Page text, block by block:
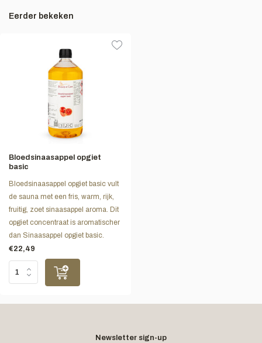
Eerder bekeken
Bloedsinaasappel opgiet
basic
Bloedsinaasappel opgiet basic vult
de sauna met een fris, warm, rijk,
fruitig, zoet sinaasappel aroma. Dit
opgiet concentraat is aromatischer
dan Sinaasappel opgiet basic.
€22,49
Newsletter sign-up